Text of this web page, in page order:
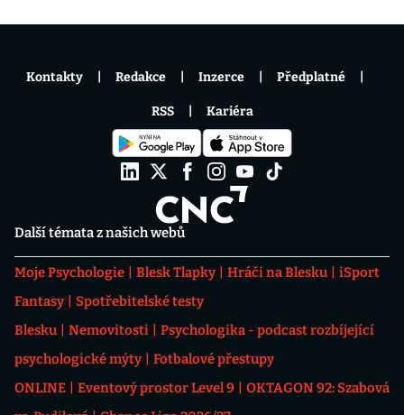
Další témata z našich webů
Moje Psychologie Blesk Tlapky Hráči na Blesku
iSport
Fantasy
Spotřebitelské testy
Blesku
Nemovitosti
Psychologika - podcast rozbíjející
psychologické mýty
Fotbalové přestupy
ONLINE
Eventový prostor Level 9
OKTAGON 92: Szabová
Kontakty Redakce Inzerce Předplatné
RSS Kariéra